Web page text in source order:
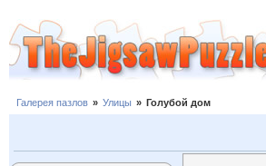
Галерея пазлов » Улицы » Голубой дом